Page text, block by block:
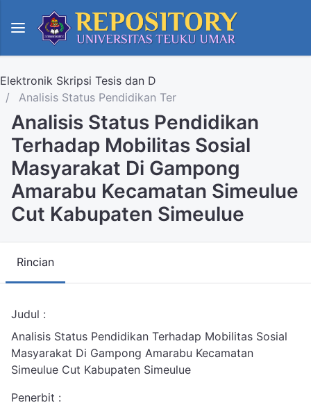
Elektronik Skripsi Tesis dan D
Analisis Status Pendidikan Ter
Analisis Status Pendidikan
Terhadap Mobilitas Sosial
Masyarakat Di Gampong
Amarabu Kecamatan Simeulue
Cut Kabupaten Simeulue
Rincian
Judul :
Analisis Status Pendidikan Terhadap Mobilitas Sosial
Masyarakat Di Gampong Amarabu Kecamatan
Simeulue Cut Kabupaten Simeulue
Penerbit :